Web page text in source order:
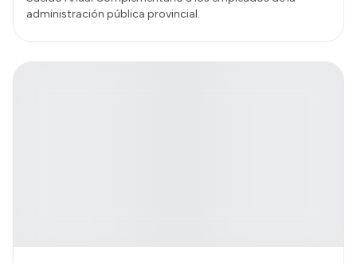
administración pública provincial.